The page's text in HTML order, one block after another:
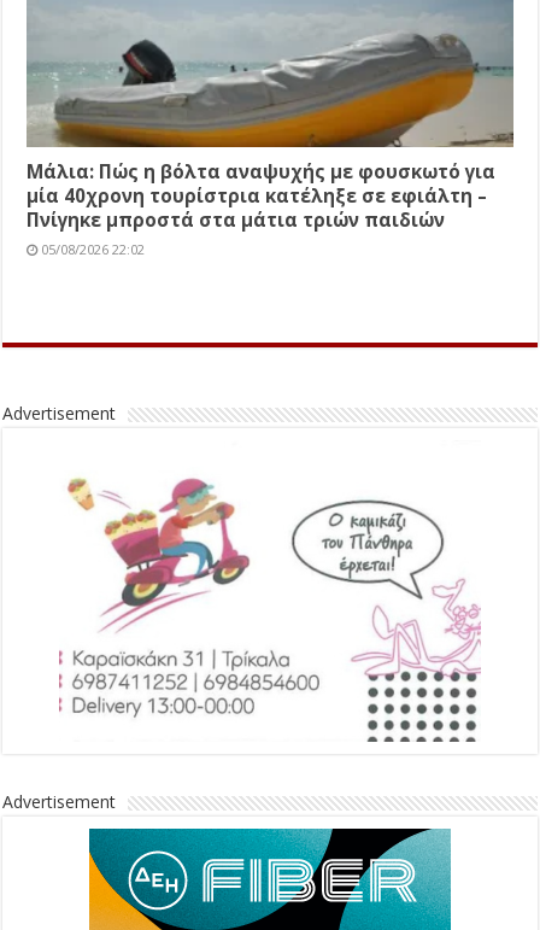
Μάλια: Πώς η βόλτα αναψυχής με φουσκωτό για
μία 40χρονη τουρίστρια κατέληξε σε εφιάλτη –
Πνίγηκε μπροστά στα μάτια τριών παιδιών
05/08/2026 22:02
Advertisement
Advertisement